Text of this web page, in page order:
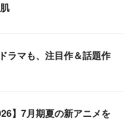
ラマも、注目作＆話題作
】7月期夏の新アニメを